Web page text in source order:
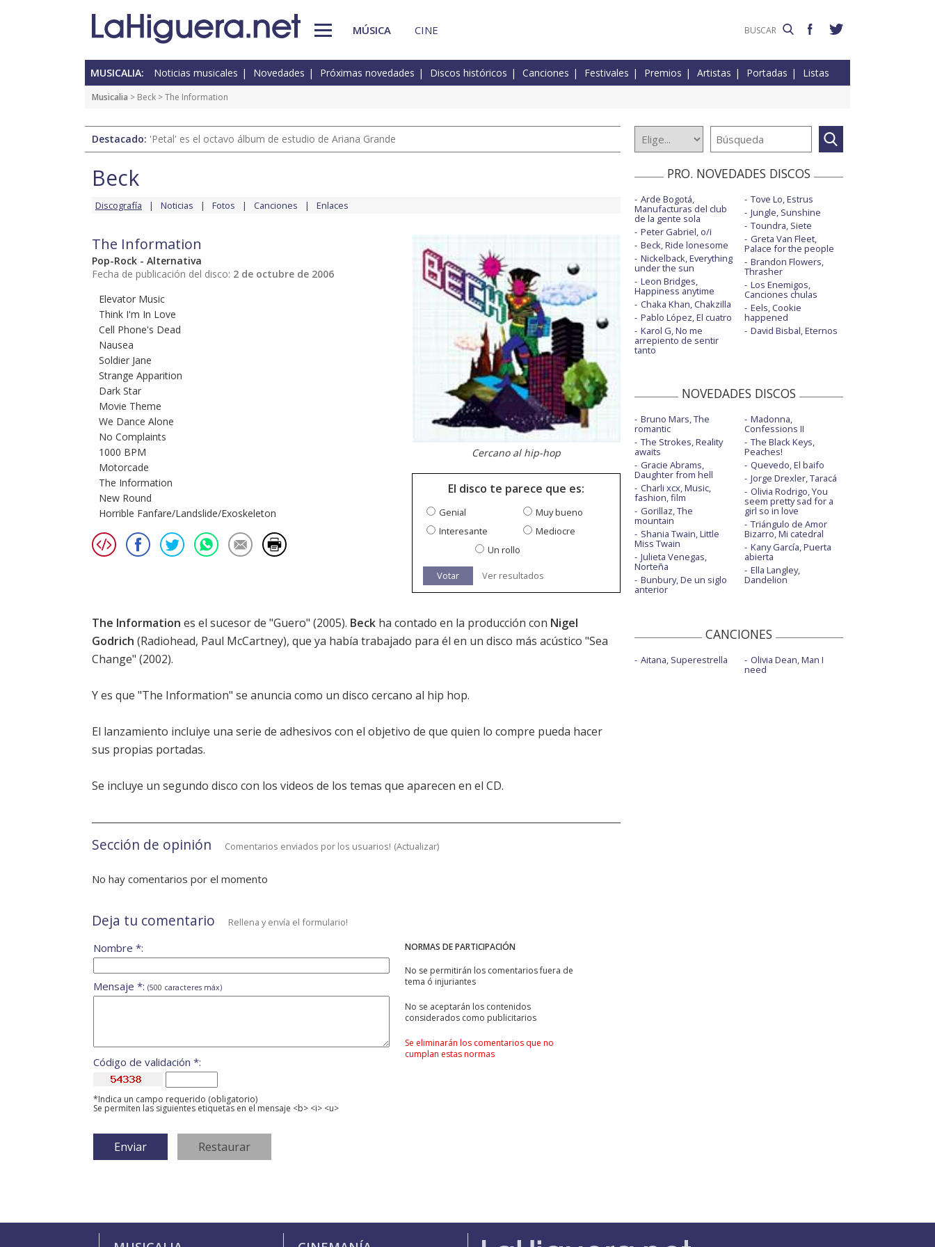
MÚSICA CINE
MUSICALIA: Noticias musicales Novedades Próximas novedades Discos históricos Canciones Festivales Premios Artistas Portadas Listas
Musicalia > Beck > The Information
Destacado: 'Petal' es el octavo álbum de estudio de Ariana Grande
Beck
Discografía Noticias Fotos Canciones Enlaces
The Information
Pop-Rock - Alternativa
Fecha de publicación del disco: 2 de octubre de 2006
Elevator Music
Think I'm In Love
Cell Phone's Dead
Nausea
Soldier Jane
Strange Apparition
Dark Star
Movie Theme
We Dance Alone
No Complaints
1000 BPM
Motorcade
The Information
New Round
Horrible Fanfare/Landslide/Exoskeleton
Cercano al hip-hop
El disco te parece que es:
Genial
Muy bueno
Interesante
Mediocre
Un rollo
Votar Ver resultados
The Information es el sucesor de "Guero" (2005). Beck ha contado en la producción con Nigel
Godrich (Radiohead, Paul McCartney), que ya había trabajado para él en un disco más acústico "Sea
Change" (2002).
Y es que "The Information" se anuncia como un disco cercano al hip hop.
El lanzamiento incluiye una serie de adhesivos con el objetivo de que quien lo compre pueda hacer
sus propias portadas.
Se incluye un segundo disco con los videos de los temas que aparecen en el CD.
Sección de opinión Comentarios enviados por los usuarios! (Actualizar)
No hay comentarios por el momento
Deja tu comentario Rellena y envía el formulario!
NORMAS DE PARTICIPACIÓN
No se permitirán los comentarios fuera de
tema ó injuriantes
No se aceptarán los contenidos
considerados como publicitarios
Se eliminarán los comentarios que no
cumplan estas normas
Nombre *:
Mensaje *: (500 caracteres máx)
Código de validación *:
*Indica un campo requerido (obligatorio)
Se permiten las siguientes etiquetas en el mensaje <b> <i> <u>
PRO. NOVEDADES DISCOS
Arde Bogotá,
Manufacturas del club
de la gente sola
Peter Gabriel, o/i
Beck, Ride lonesome
Nickelback, Everything
under the sun
Leon Bridges,
Happiness anytime
Chaka Khan, Chakzilla
Pablo López, El cuatro
Karol G, No me
arrepiento de sentir
tanto
Tove Lo, Estrus
Jungle, Sunshine
Toundra, Siete
Greta Van Fleet,
Palace for the people
Brandon Flowers,
Thrasher
Los Enemigos,
Canciones chulas
Eels, Cookie
happened
David Bisbal, Eternos
NOVEDADES DISCOS
Bruno Mars, The
romantic
The Strokes, Reality
awaits
Gracie Abrams,
Daughter from hell
Charli xcx, Music,
fashion, film
Gorillaz, The
mountain
Shania Twain, Little
Miss Twain
Julieta Venegas,
Norteña
Bunbury, De un siglo
anterior
Madonna,
Confessions II
The Black Keys,
Peaches!
Quevedo, El baifo
Jorge Drexler, Taracá
Olivia Rodrigo, You
seem pretty sad for a
girl so in love
Triángulo de Amor
Bizarro, Mi catedral
Kany García, Puerta
abierta
Ella Langley,
Dandelion
CANCIONES
Aitana, Superestrella Olivia Dean, Man I
need